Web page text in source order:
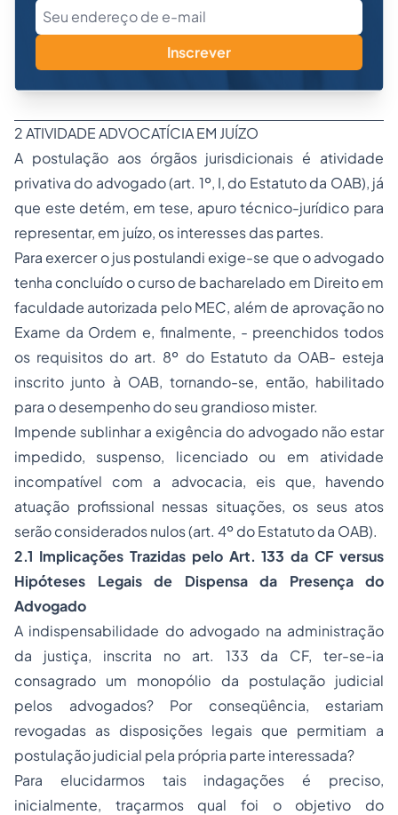
Inscrever
2 ATIVIDADE ADVOCATÍCIA EM JUÍZO
A postulação aos órgãos jurisdicionais é atividade
privativa do advogado (art. 1º, I, do Estatuto da OAB), já
que este detém, em tese, apuro técnico-jurídico para
representar, em juízo, os interesses das partes.
Para exercer ojus postulandi exige-se que o advogado
tenha concluído o curso de bacharelado em Direito em
faculdade autorizada pelo MEC, além de aprovação no
Exame da Ordem e, finalmente, - preenchidos todos
os requisitos do art. 8º do Estatuto da OAB- esteja
inscrito junto à OAB, tornando-se, então, habilitado
para o desempenho do seu grandioso mister.
Impende sublinhar a exigência do advogado não estar
impedido, suspenso, licenciado ou em atividade
incompatível com a advocacia, eis que, havendo
atuação profissional nessas situações, os seus atos
serão considerados nulos (art. 4º do Estatuto da OAB).
2.1 Implicações Trazidas pelo Art. 133 da CF versus
Hipóteses Legais de Dispensa da Presença do
Advogado
A indispensabilidade do advogado na administração
da justiça, inscrita no art. 133 da CF, ter-se-ia
consagrado um monopólio da postulação judicial
pelos advogados? Por conseqüência, estariam
revogadas as disposições legais que permitiam a
postulação judicial pela própria parte interessada?
Para elucidarmos tais indagações é preciso,
inicialmente, traçarmos qual foi o objetivo do